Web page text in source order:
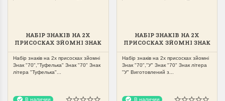
НАБІР ЗНАКІВ НА 2Х
ПРИСОСКАХ ЗЙОМНІ ЗНАК
Набір знаків на 2х присосках зйомні
Знак "70","Туфелька" Знак "70" Знак
літера "Туфелька"...
В наличии
НАБІР ЗНАКІВ НА 2Х
ПРИСОСКАХ ЗЙОМНІ ЗНАК
Набір знаків на 2х присосках зйомні
Знак "70","У" Знак "70" Знак літера
"У" Виготовлений з...
В наличии